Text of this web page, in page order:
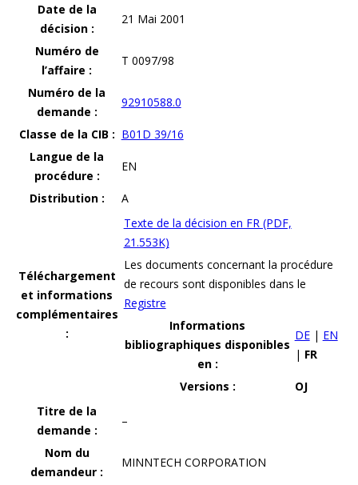
Date de la
décision :
21 Mai 2001
Numéro de
l’affaire :
T 0097/98
Numéro de la
demande :
92910588.0
Classe de la CIB : B01D 39/16
Langue de la
procédure :
EN
Distribution : A
Téléchargement
et informations
complémentaires
:
Texte de la décision en FR (PDF,
21.553K)
Les documents concernant la procédure
de recours sont disponibles dans le
Registre
Informations
bibliographiques disponibles
en :
DE| EN
| FR
Versions :
OJ
Titre de la
demande :
–
Nom du
demandeur :
MINNTECH CORPORATION